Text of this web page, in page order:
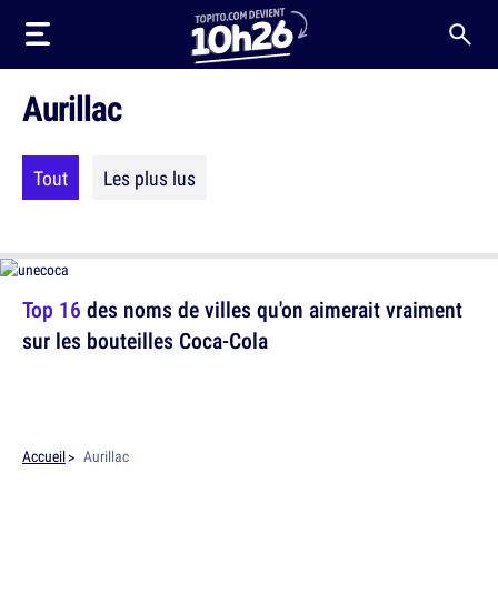
Aurillac
Tout Les plus lus
Top 16 des noms de villes qu'on aimerait vraiment
sur les bouteilles Coca-Cola
Accueil Aurillac